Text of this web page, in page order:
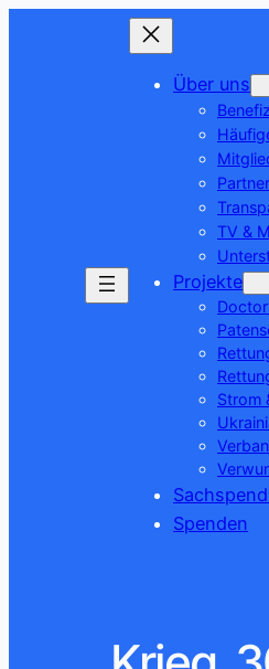
Über uns
TV &
Projekte
Strom
Spenden